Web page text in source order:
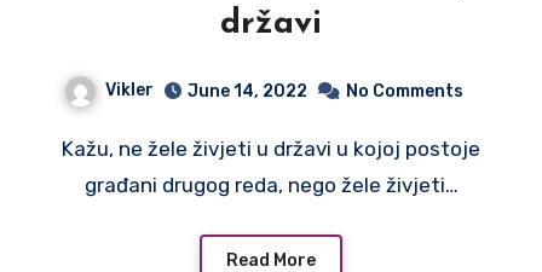
državi
Vikler June 14, 2022 No Comments
Kažu, ne žele živjeti u državi u kojoj postoje
građani drugog reda, nego žele živjeti…
Read More